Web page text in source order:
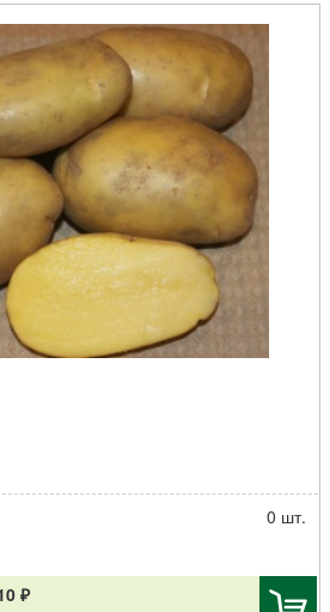
Гулливер 30-55мм суперэлита 2кг
0 шт.
₽